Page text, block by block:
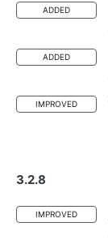
ADDED
ADDED
IMPROVED
3.2.8
IMPROVED